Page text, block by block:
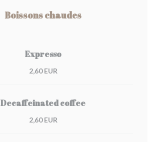
Boissons chaudes
Expresso
2,60 EUR
Decaffeinated coffee
2,60 EUR